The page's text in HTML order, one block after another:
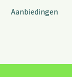
Aanbiedingen